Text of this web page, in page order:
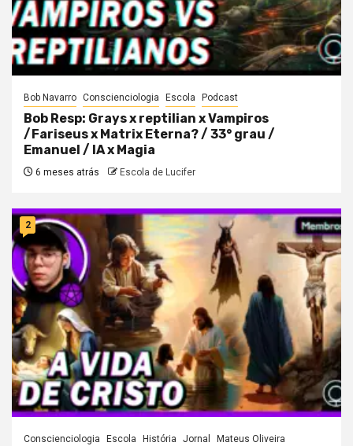
Bob Navarro Conscienciologia Escola Podcast
Bob Resp: Grays x reptilian x Vampiros
/Fariseus x Matrix Eterna? / 33° grau /
Emanuel / IA x Magia
6 meses atrás Escola de Lucifer
2
Conscienciologia Escola História Jornal
Mateus Oliveira